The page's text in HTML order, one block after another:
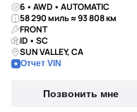
6 • AWD • AUTOMATIC
58 290 миль ≈ 93 808 км
FRONT
ID • SC
SUN VALLEY, CA
Отчет VIN
Позвонить мне